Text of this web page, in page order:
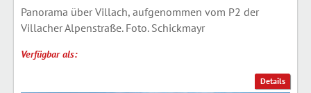
Details
Panorama über Villach, aufgenommen vom P2 der
Villacher Alpenstraße. Foto. Schickmayr
Verfügbar als: